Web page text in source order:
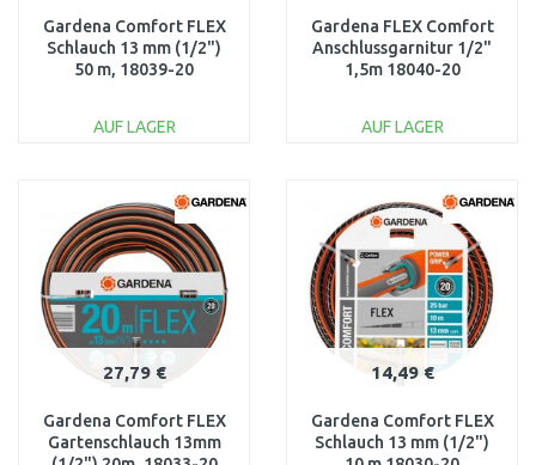
Gardena Comfort FLEX
Schlauch 13 mm (1/2")
50 m, 18039-20
AUF LAGER
Vergleichen
Gardena FLEX Comfort
Anschlussgarnitur 1/2"
1,5m 18040-20
AUF LAGER
Vergleichen
27,79 €
Gardena Comfort FLEX
Gartenschlauch 13mm
14,49 €
Gardena Comfort FLEX
Schlauch 13 mm (1/2")